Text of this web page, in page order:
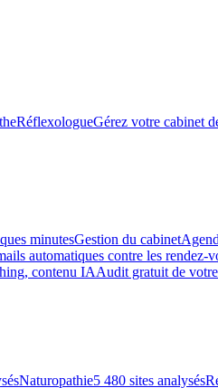
RéflexologueGérez votre cabinet
minutesGestion du cabinet
automatiques contre les rendez-
contenu IAAudit gratuit de
Naturopathie5 480 sites analysés